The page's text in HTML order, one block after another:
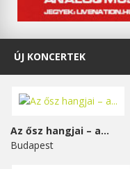
ÚJ KONCERTEK
Az ősz hangjai – a...
Budapest